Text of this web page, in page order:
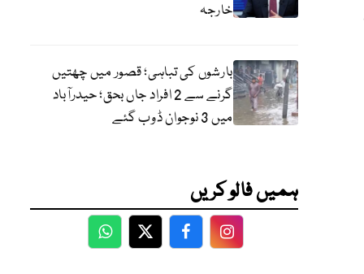
خارجہ
بارشوں کی تباہی؛ قصور میں چھتیں
گرنے سے 2 افراد جاں بحق؛ حیدرآباد
میں 3 نوجوان ڈوب گئے
ہمیں فالو کریں
WhatsApp
TwitterFacebookFacebook